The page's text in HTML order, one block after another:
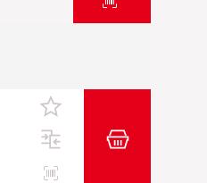
Etiketten drucken
Zum